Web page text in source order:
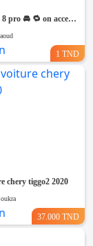
🚘 Chery Tiggo 8 pro 🚘 🔁 on accepte l échange des voitures
1 TND
chery tiggo2 2020
37.000 TND